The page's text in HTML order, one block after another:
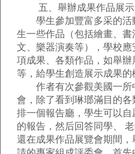
五、舉辦成果作品展示
學生參加豐富多采的活
生一些作品（包括繪畫、
文、樂器演奏等），學校
項成果、各類作品，如舉
等，給學生創造展示成果的
作者有次參觀美國一所
會，除了看到琳瑯滿目的
排一個報告廳，學生可以
的報告，然后回答同學、
還在成果作品展覽會期間